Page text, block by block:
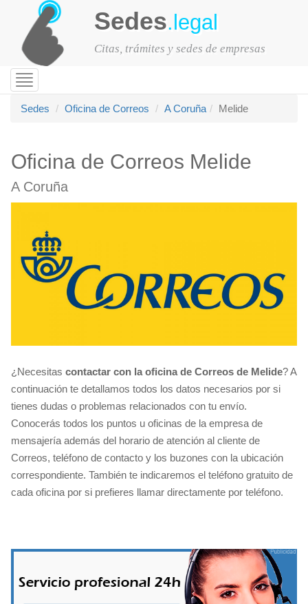
Sedes.legal
Citas, trámites y sedes de empresas
Toggle
navigation
Sedes
Oficina de Correos A Coruña Melide
Oficina de Correos Melide
A Coruña
¿Necesitas contactar con la oficina de Correos de Melide? A
continuación te detallamos todos los datos necesarios por si
tienes dudas o problemas relacionados con tu envío.
Conocerás todos los puntos u oficinas de la empresa de
mensajería además del horario de atención al cliente de
Correos, teléfono de contacto y los buzones con la ubicación
correspondiente. También te indicaremos el teléfono gratuito de
cada oficina por si prefieres llamar directamente por teléfono.